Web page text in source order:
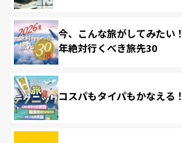
今、こんな旅がしてみたい
年絶対行くべき旅先30
コスパもタイパもかなえる